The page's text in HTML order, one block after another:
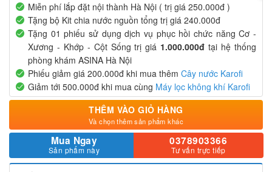
Miễn phí lắp đặt nội thành Hà Nội ( trị giá 250.000đ )
Tặng bộ Kit chia nước nguồn tổng trị giá 240.000đ
Tặng 01 phiếu sử dụng dịch vụ phục hồi chức năng Cơ -
Xương - Khớp - Cột Sống trị giá 1.000.000đ tại hệ thống
phòng khám ASINA Hà Nội
Phiếu giảm giá 200.000đ khi mua thêm Cây nước Karofi
Giảm tới 500.000đ khi mua cùng Máy lọc không khí Karofi
THÊM VÀO GIỎ HÀNG
Và chọn thêm sản phẩm khác
Mua Ngay
Sản phẩm này
0378903366
Tư vấn trực tiếp